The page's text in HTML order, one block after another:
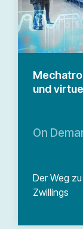
und
On
Der Weg
Zwillings